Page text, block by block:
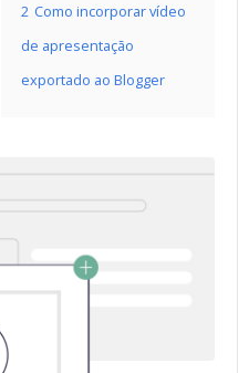
2 Como incorporar vídeo
de apresentação
exportado ao Blogger